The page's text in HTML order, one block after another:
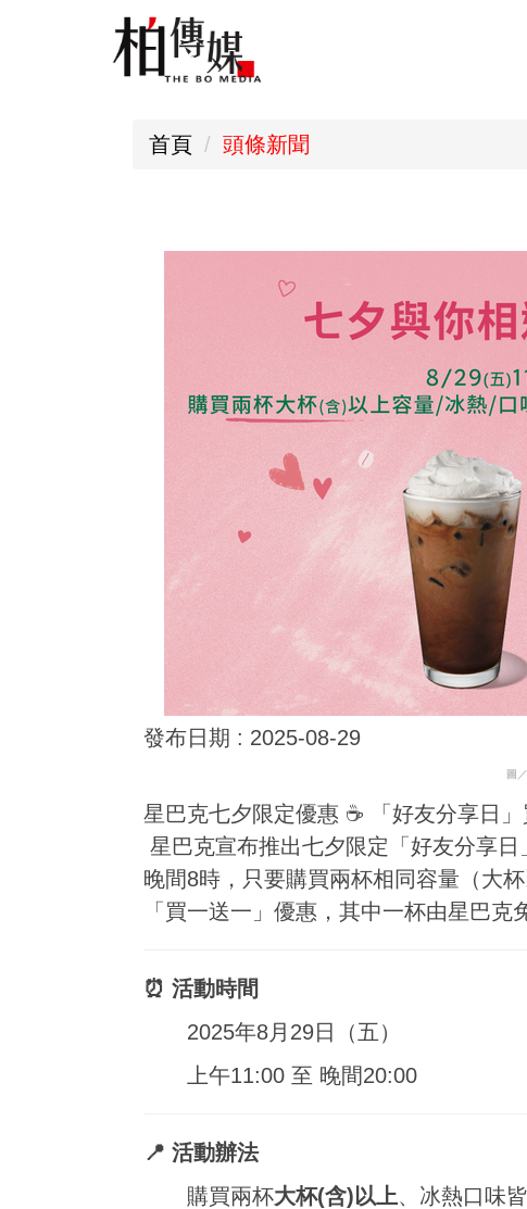
首頁 頭條新聞
發布日期 : 2025-08-29
圖
星巴克七夕限定優惠 ☕ 「好友分享日
星巴克宣布推出七夕限定「好友分享
晚間8時，只要購買兩杯相同容量（大
「買一送一」優惠，其中一杯由星巴克
⏰ 活動時間
2025年8月29日（五）
上午11:00 至 晚間20:00
📍 活動辦法
購買兩杯大杯(含)以上、冰熱口味